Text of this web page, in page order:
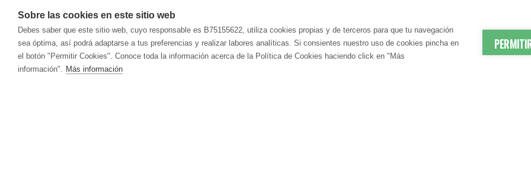
© 2012-2026 LindaVita - Todos los derechos
Sobre las cookies en este sitio web
Debes saber que este sitio web, cuyo responsable es B75155622, utiliza cookies propias y de terceros para que tu navegación
sea óptima, así podrá adaptarse a tus preferencias y realizar labores analíticas. Si consientes nuestro uso de cookies pincha en
el botón "Permitir Cookies". Conoce toda la información acerca de la Política de Cookies haciendo click en "Más
información". Más información